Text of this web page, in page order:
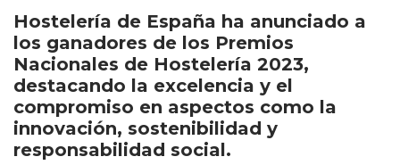
Hostelería de España ha anunciado a
los ganadores de los Premios
Nacionales de Hostelería 2023,
destacando la excelencia y el
compromiso en aspectos como la
innovación, sostenibilidad y
responsabilidad social.